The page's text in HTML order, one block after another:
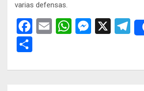
varias defensas.
F
b
E
W
s
M
n
X
T
gr
m